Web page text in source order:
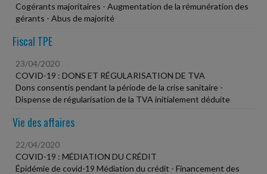
Cogérants majoritaires - Augmentation de la rémunération des
gérants - Abus de majorité
Fiscal TPE
23/04/2020
COVID-19 : DONS ET RÉGULARISATION DE TVA
Dons consentis pendant la période de la crise sanitaire -
Dispense de régularisation de la TVA initialement déduite
Vie des affaires
22/04/2020
COVID-19 : MÉDIATION DU CRÉDIT
Épidémie de covid-19 Médiation du crédit - Financement des